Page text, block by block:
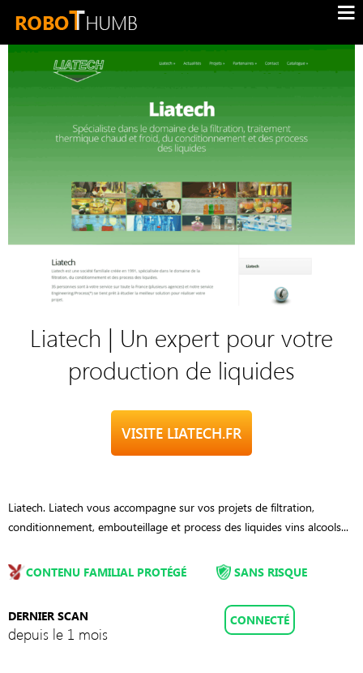
Liatech | Un expert pour votre
production de liquides
VISITE LIATECH.FR
Liatech. Liatech vous accompagne sur vos projets de filtration,
conditionnement, embouteillage et process des liquides vins alcools...
CONTENU FAMILIAL PROTÉGÉ
DERNIER SCAN
depuis le 1 mois
SANS RISQUE
CONNECTÉ